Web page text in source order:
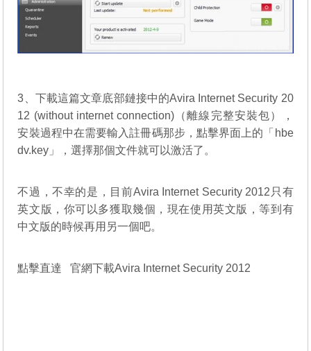
3、下載這篇文章底部鏈接中的Avira Internet Security 20
12 (without internet connection)（離線完整安裝包），
安裝過程中在需要輸入註冊碼那步，點擊界面上的「hbe
dv.key」，選擇那個文件就可以激活了。
不過，不幸的是，目前Avira Internet Security 2012只有
英文版，你可以多獲取幾個，現在使用英文版，等到有
中文版的時候再用另一個吧。
點擊直達官網下載Avira Internet Security 2012